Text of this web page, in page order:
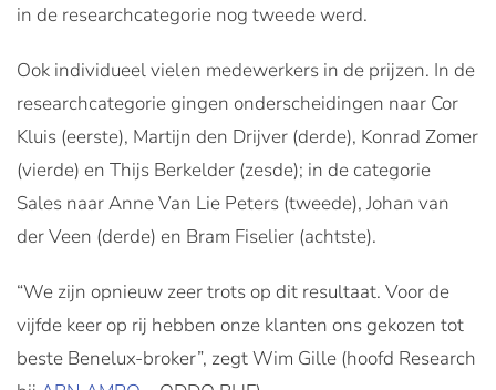
in de researchcategorie nog tweede werd.
Ook individueel vielen medewerkers in de prijzen. In de
researchcategorie gingen onderscheidingen naar Cor
Kluis (eerste), Martijn den Drijver (derde), Konrad Zomer
(vierde) en Thijs Berkelder (zesde); in de categorie
Sales naar Anne Van Lie Peters (tweede), Johan van
der Veen (derde) en Bram Fiselier (achtste).
“We zijn opnieuw zeer trots op dit resultaat. Voor de
vijfde keer op rij hebben onze klanten ons gekozen tot
beste Benelux-broker”, zegt Wim Gille (hoofd Research